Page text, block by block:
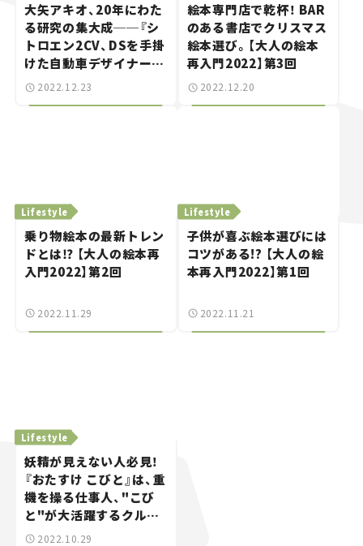
大矢アキオ、20年にわた
る研究の集大成──『シ
トロエン2CV、DSを手掛
けた自動車デザイナー
ベルトーニのデザイン活
2022.12.23
絵本専門店で乾杯！ BAR
のある書店でクリスマス
絵本選び。【大人の絵本
再入門2022】第3回
2022.12.20
Lifestyle
乗り物絵本の最新トレン
ドとは⁉ 【大人の絵本再
入門2022】第2回
2022.11.29
Lifestyle
子供が喜ぶ絵本選びには
コツがある!? 【大人の絵
本再入門2022】第1回
2022.11.21
Lifestyle
妖精が見えない人必見！
『おたすけ こびと』は、重
機を操る仕事人、"こび
と"が大活躍するクルマ
の絵本。
2022.10.29